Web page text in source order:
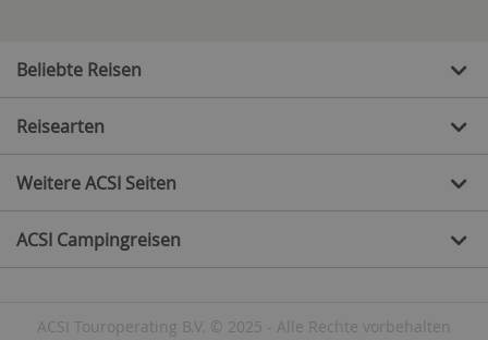
Beliebte Reisen
Reisearten
Weitere ACSI Seiten
ACSI Campingreisen
ACSI Touroperating B.V. © 2025 - Alle Rechte vorbehalten